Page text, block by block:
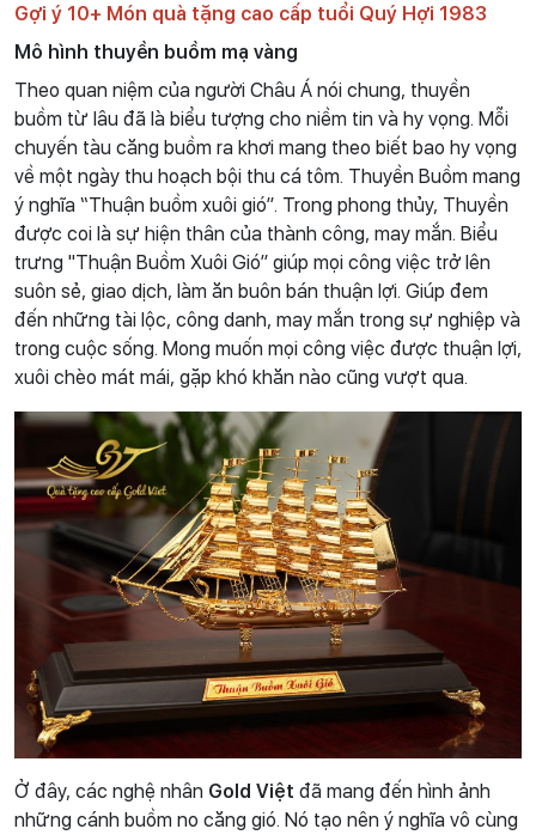
Gợi ý 10+ Món quà tặng cao cấp tuổi Quý Hợi 1983
Mô hình thuyền buồm mạ vàng
Theo quan niệm của người Châu Á nói chung, thuyền
buồm từ lâu đã là biểu tượng cho niềm tin và hy vọng. Mỗi
chuyến tàu căng buồm ra khơi mang theo biết bao hy vọng
về một ngày thu hoạch bội thu cá tôm. Thuyền Buồm mang
ý nghĩa “Thuận buồm xuôi gió”. Trong phong thủy, Thuyền
được coi là sự hiện thân của thành công, may mắn. Biểu
trưng "Thuận Buồm Xuôi Gió” giúp mọi công việc trở lên
suôn sẻ, giao dịch, làm ăn buôn bán thuận lợi. Giúp đem
đến những tài lộc, công danh, may mắn trong sự nghiệp và
trong cuộc sống. Mong muốn mọi công việc được thuận lợi,
xuôi chèo mát mái, gặp khó khăn nào cũng vượt qua.
Ở đây, các nghệ nhân Gold Việt đã mang đến hình ảnh
những cánh buồm no căng gió. Nó tạo nên ý nghĩa vô cùng